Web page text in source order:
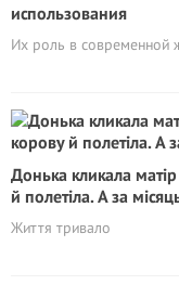
использования
Их роль в современной
Донька кликала
й полетіла. А за
Життя тривало